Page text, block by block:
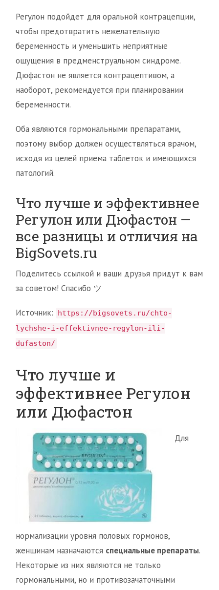
Регулон подойдет для оральной контрацепции,
чтобы предотвратить нежелательную
беременность и уменьшить неприятные
ощущения в предменструальном синдроме.
Дюфастон не является контрацептивом, а
наоборот, рекомендуется при планировании
беременности.
Оба являются гормональными препаратами,
поэтому выбор должен осуществляться врачом,
исходя из целей приема таблеток и имеющихся
патологий.
Что лучше и эффективнее
Регулон или Дюфастон —
все разницы и отличия на
BigSovets.ru
Поделитесь ссылкой и ваши друзья придут к вам
за советом! Спасибо ツ
Источник:
https://bigsovets.ru/chto-
lychshe-i-effektivnee-regylon-ili-
dufaston/
Что лучше и
эффективнее Регулон
или Дюфастон
Для
нормализации уровня половых гормонов,
женщинам назначаются специальные препараты.
Некоторые из них являются не только
гормональными, но и противозачаточными